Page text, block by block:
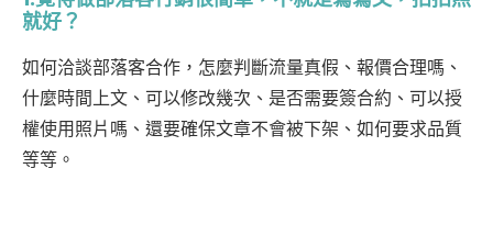
就好？
如何洽談部落客合作，怎麼判斷流量真假、報價合理嗎、
什麼時間上文、可以修改幾次、是否需要簽合約、可以授
權使用照片嗎、還要確保文章不會被下架、如何要求品質
等等。